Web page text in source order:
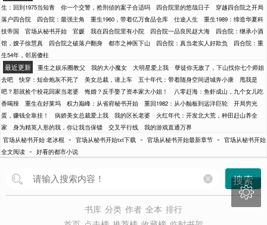
生：回到1975当知青
你一个交警，抢刑侦的案子合适吗 四合院里的悠哉日子
穿越四合院之开局
落户四合院
四合院：最强主角 重生1960，带着亿万食品仓库 仕途人生
重生1989：缔造华夏科
技帝国
官场从秘书开始 官媛 我在四合院里有小院 四合院一品良民赵大海
四合院：继承小酒
馆，嫂子徐慧真
四合院之破落户翻身 都市之神医下山 四合院：真当老实人好欺负
四合院：重
生54年，邻居傻柱
最近更新 重生之娱乐圈教父 我的大小魔女 大明星爱上我
孽徒你无敌了，下山找你七个师姐
去吧
快穿：短命炮灰不死了 美女总裁，请上车 五十年代：带着随身空间进城奔小康
甩我是
吧？那就捡个校花回家当老婆
悔婚？反手娶了资本家大小姐！
八零赶海：鱼虾成山，九个女儿吃
香喝辣
重生在好莱坞 权力巅峰：从省府秘书开始 重回1982：从小舢板到远洋巨轮
开局穷光
蛋，赚钱全靠挂！
病娇美女总裁爱上我 我的区长老婆
火红年代：开发北大荒，种田赶山养全
家
身为精英人形的我，你让我当保镖 交叉平行线
我的游戏直通万界
官场从秘书开始 老冰棍 - 官场从秘书开始txt下载 - 官场从秘书开始最新章节 - 官场从秘书开始
全文阅读 - 好看的都市小说
搜索
书库 分类 作者 全本 排行
